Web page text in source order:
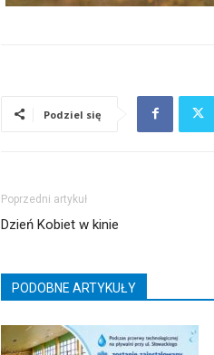
Podziel się
Poprzedni artykuł
Dzień Kobiet w kinie
PODOBNE ARTYKUŁY